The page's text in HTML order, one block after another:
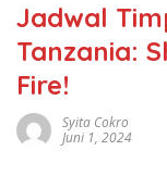
Jadwal
Tanzania:
Fire!
Syita Cokro
Juni 1, 2024